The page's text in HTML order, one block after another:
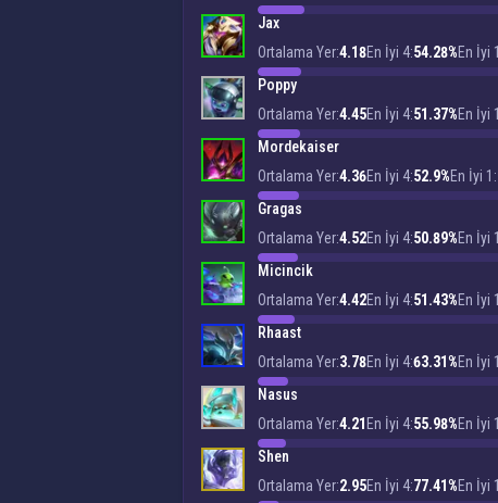
Jax
Ortalama Yer:4.18En İyi 4:54.28%En İyi
Poppy
Ortalama Yer:4.45En İyi 4:51.37%En İyi
Mordekaiser
Ortalama Yer:4.36En İyi 4:52.9%En İyi 1:
Gragas
Ortalama Yer:4.52En İyi 4:50.89%En İyi
Micincik
Ortalama Yer:4.42En İyi 4:51.43%En İyi
Rhaast
Ortalama Yer:3.78En İyi 4:63.31%En İyi
Nasus
Ortalama Yer:4.21 En İyi 4:55.98%En İyi
Shen
Ortalama Yer:2.95En İyi 4:77.41%En İyi